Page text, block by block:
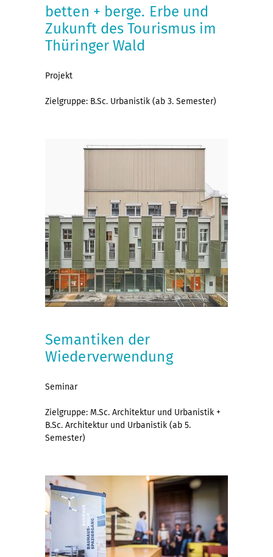
betten + berge. Erbe und
Zukunft des Tourismus im
Thüringer Wald
Projekt
Zielgruppe: B.Sc. Urbanistik (ab 3. Semester)
Semantiken der
Wiederverwendung
Seminar
Zielgruppe: M.Sc. Architektur und Urbanistik +
B.Sc. Architektur und Urbanistik (ab 5.
Semester)